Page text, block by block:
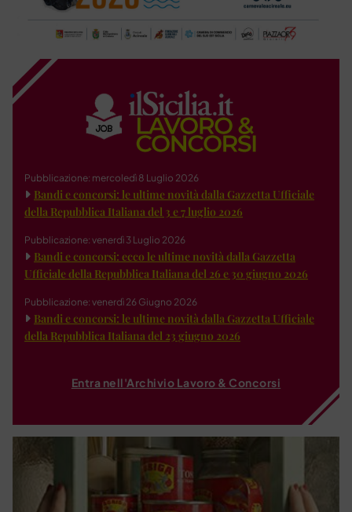
Pubblicazione: mercoledì 8 Luglio 2026
Bandi e concorsi: le ultime novità dalla Gazzetta Ufficiale
della Repubblica Italiana del 3 e 7 luglio 2026
Pubblicazione: venerdì 3 Luglio 2026
Bandi e concorsi: ecco le ultime novità dalla Gazzetta
Ufficiale della Repubblica Italiana del 26 e 30 giugno 2026
Pubblicazione: venerdì 26 Giugno 2026
Bandi e concorsi: le ultime novità dalla Gazzetta Ufficiale
della Repubblica Italiana del 23 giugno 2026
Entra nell'Archivio Lavoro & Concorsi